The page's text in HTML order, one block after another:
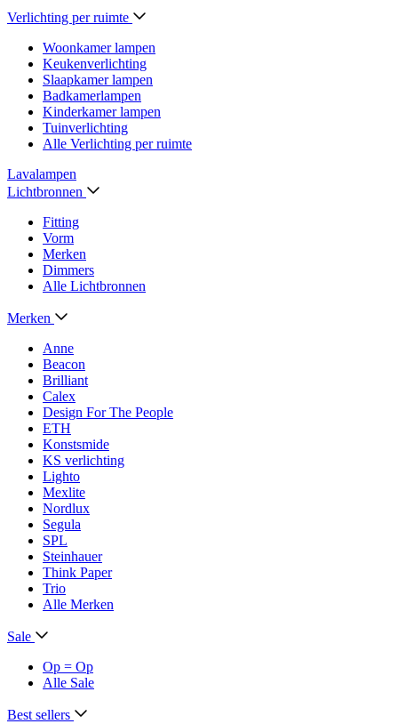
Verlichting per ruimte
Woonkamer lampen
Keukenverlichting
Slaapkamer lampen
Badkamerlampen
Kinderkamer lampen
Tuinverlichting
Alle Verlichting per ruimte
Lavalampen
Lichtbronnen
Fitting
Vorm
Merken
Dimmers
Alle Lichtbronnen
Merken
Anne
Beacon
Brilliant
Calex
Design For The People
ETH
Konstsmide
KS verlichting
Lighto
Mexlite
Nordlux
Segula
SPL
Steinhauer
Think Paper
Trio
Alle Merken
Sale
Op = Op
Alle Sale
Best sellers